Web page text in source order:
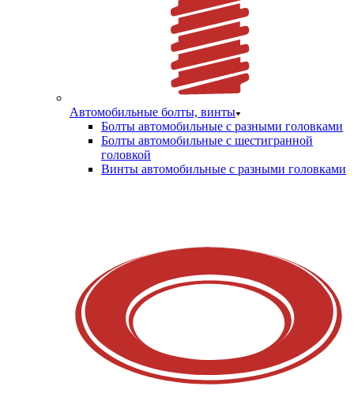
Автомобильные болты, винты
Болты автомобильные с разными головками
Болты автомобильные с шестигранной
головкой
Винты автомобильные с разными головками